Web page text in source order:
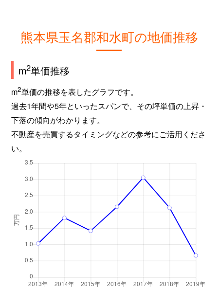
熊本県玉名郡和水町の地価推移
m2単価推移
m2単価の推移を表したグラフです。
過去1年間や5年といったスパンで、その坪単価の上昇・
下落の傾向がわかります。
不動産を売買するタイミングなどの参考にご活用くださ
い。